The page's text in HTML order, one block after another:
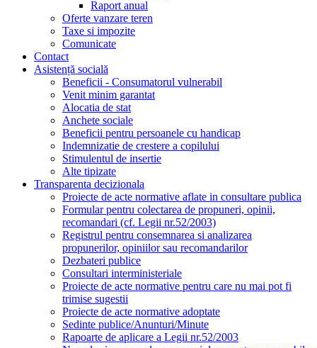
Raport anual
Oferte vanzare teren
Taxe si impozite
Comunicate
Contact
Asistență socială
Beneficii - Consumatorul vulnerabil
Venit minim garantat
Alocatia de stat
Anchete sociale
Beneficii pentru persoanele cu handicap
Indemnizatie de crestere a copilului
Stimulentul de insertie
Alte tipizate
Transparenta decizionala
Proiecte de acte normative aflate in consultare publica
Formular pentru colectarea de propuneri, opinii,
recomandari (cf. Legii nr.52/2003)
Registrul pentru consemnarea si analizarea
propunerilor, opiniilor sau recomandarilor
Dezbateri publice
Consultari interministeriale
Proiecte de acte normative pentru care nu mai pot fi
trimise sugestii
Proiecte de acte normative adoptate
Sedinte publice/Anunturi/Minute
Rapoarte de aplicare a Legii nr.52/2003